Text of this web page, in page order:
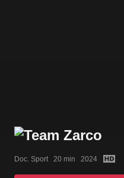
Doc. Sport   20 min   2024